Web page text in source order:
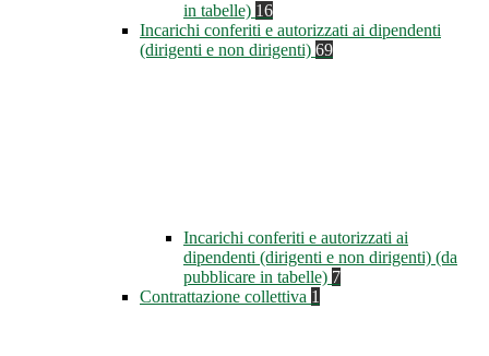
in tabelle) 16
Incarichi conferiti e autorizzati ai dipendenti
(dirigenti e non dirigenti) 69
Incarichi conferiti e autorizzati ai
dipendenti (dirigenti e non dirigenti) (da
pubblicare in tabelle) 7
Contrattazione collettiva 1